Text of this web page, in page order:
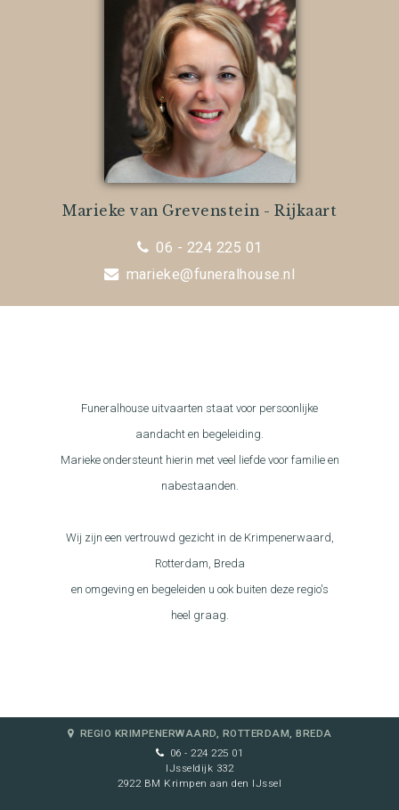
Marieke van Grevenstein - Rijkaart
06 - 224 225 01
marieke@funeralhouse.nl
Funeralhouse uitvaarten staat voor persoonlijke
aandacht en begeleiding.
Marieke ondersteunt hierin met veel liefde voor familie en
nabestaanden.
Wij zijn een vertrouwd gezicht in de Krimpenerwaard,
Rotterdam, Breda
en omgeving en begeleiden u ook buiten deze regio's
heel graag.
REGIO KRIMPENERWAARD, ROTTERDAM, BREDA
06 - 224 225 01
IJsseldijk 332
2922 BM Krimpen aan den IJssel